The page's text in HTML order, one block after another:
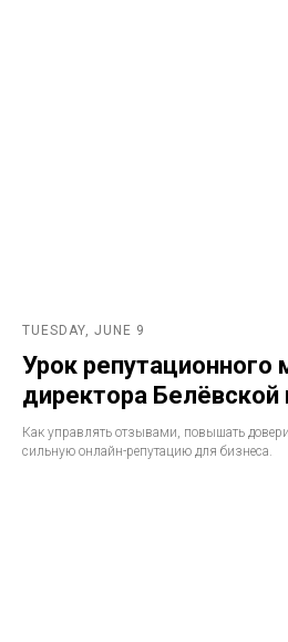
TUESDAY, JUNE 9
Урок репутационного
директора Белёвской
Как управлять отзывами, повышать
сильную онлайн-репутацию для бизнеса.